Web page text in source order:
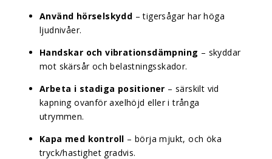
Använd hörselskydd – tigersågar har höga
ljudnivåer.
Handskar och vibrationsdämpning – skyddar
mot skärsår och belastningsskador.
Arbeta i stadiga positioner – särskilt vid
kapning ovanför axelhöjd eller i trånga
utrymmen.
Kapa med kontroll – börja mjukt, och öka
tryck/hastighet gradvis.